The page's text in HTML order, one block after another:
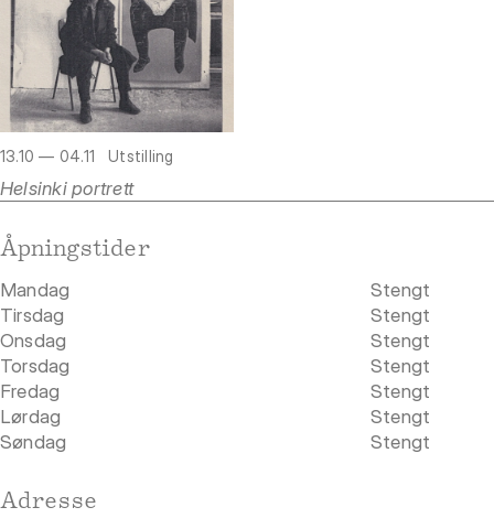
13.10 — 04.11 Utstilling
Helsinki portrett
Åpningstider
Mandag
Stengt
Tirsdag
Stengt
Onsdag
Stengt
Torsdag
Stengt
Fredag
Stengt
Lørdag
Stengt
Søndag
Stengt
Adresse